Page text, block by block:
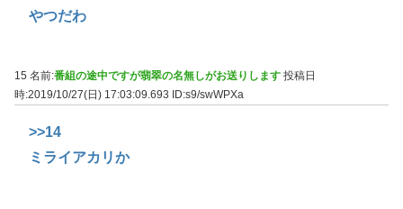
やつだわ
15 名前:番組の途中ですが翡翠の名無しがお送りします 投稿日
時:2019/10/27(日) 17:03:09.693 ID:s9/swWPXa
>>14
ミライアカリか